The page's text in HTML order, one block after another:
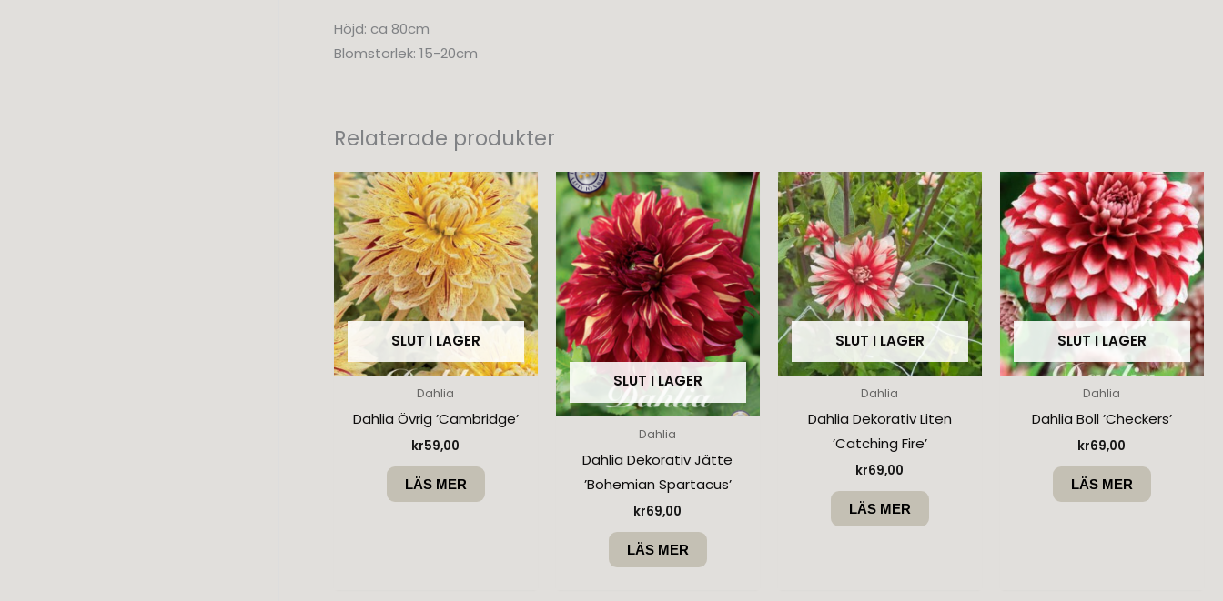
Höjd: ca 80cm
Blomstorlek: 15-20cm
Relaterade produkter
SLUT I LAGER
Dahlia
Dahlia Övrig ’Cambridge’
kr59,00
LÄS MER
SLUT I LAGER
Dahlia
Dahlia Dekorativ Jätte
’Bohemian Spartacus’
kr69,00
LÄS MER
SLUT I LAGER
Dahlia
Dahlia Dekorativ Liten
’Catching Fire’
kr69,00
LÄS MER
SLUT I LAGER
Dahlia
Dahlia Boll ’Checkers’
kr69,00
LÄS MER